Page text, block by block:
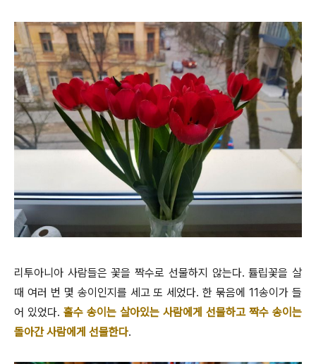
리투아니아 사람들은 꽃을 짝수로 선물하지 않는다. 튤립꽃을 살
때 여러 번 몇 송이인지를 세고 또 세었다. 한 묶음에 11송이가 들
어 있었다. 홀수 송이는 살아있는 사람에게 선물하고 짝수 송이는
돌아간 사람에게 선물한다.